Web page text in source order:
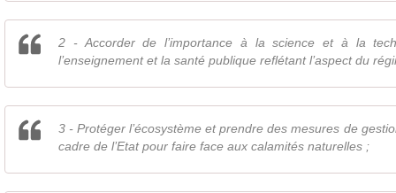
2 - Accorder de l’importance à la science et à la
l’enseignement et la santé publique reflétant l’aspect du
3 - Protéger l’écosystème et prendre des mesures de
cadre de l’Etat pour faire face aux calamités naturelles ;